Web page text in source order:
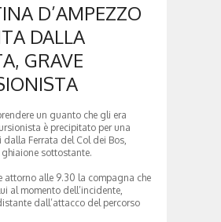
D’AMPEZZO
DALLA
GRAVE
un guanto che gli era
è precipitato per una
Ferrata del Col dei Bos,
sottostante.
attorno alle 9.30 la compagna che
al momento dell’incidente,
dall’attacco del percorso